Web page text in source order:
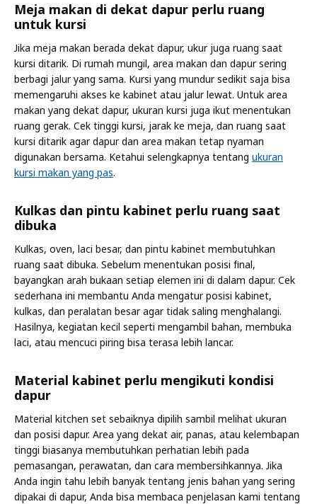
Meja makan di dekat dapur perlu ruang
untuk kursi
Jika meja makan berada dekat dapur, ukur juga ruang saat
kursi ditarik. Di rumah mungil, area makan dan dapur sering
berbagi jalur yang sama. Kursi yang mundur sedikit saja bisa
memengaruhi akses ke kabinet atau jalur lewat. Untuk area
makan yang dekat dapur, ukuran kursi juga ikut menentukan
ruang gerak. Cek tinggi kursi, jarak ke meja, dan ruang saat
kursi ditarik agar dapur dan area makan tetap nyaman
digunakan bersama. Ketahui selengkapnya tentang ukuran
kursi makan yang pas.
Kulkas dan pintu kabinet perlu ruang saat
dibuka
Kulkas, oven, laci besar, dan pintu kabinet membutuhkan
ruang saat dibuka. Sebelum menentukan posisi final,
bayangkan arah bukaan setiap elemen ini di dalam dapur. Cek
sederhana ini membantu Anda mengatur posisi kabinet,
kulkas, dan peralatan besar agar tidak saling menghalangi.
Hasilnya, kegiatan kecil seperti mengambil bahan, membuka
laci, atau mencuci piring bisa terasa lebih lancar.
Material kabinet perlu mengikuti kondisi
dapur
Material kitchen set sebaiknya dipilih sambil melihat ukuran
dan posisi dapur. Area yang dekat air, panas, atau kelembapan
tinggi biasanya membutuhkan perhatian lebih pada
pemasangan, perawatan, dan cara membersihkannya. Jika
Anda ingin tahu lebih banyak tentang jenis bahan yang sering
dipakai di dapur, Anda bisa membaca penjelasan kami tentang